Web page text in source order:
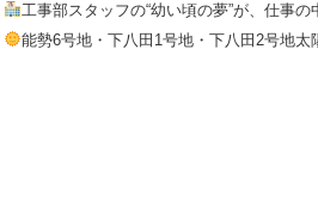
工事部スタッフの“幼い頃の夢”が、仕事の
能勢6号地・下八田1号地・下八田2号地太